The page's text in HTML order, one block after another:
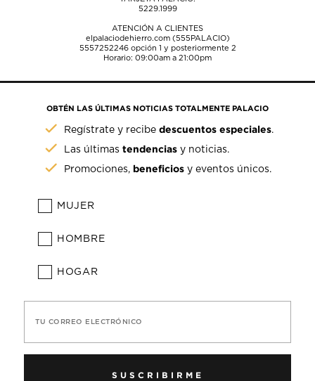
5229.1999
ATENCIÓN A CLIENTES
elpalaciodehierro.com (555PALACIO)
5557252246opción 1 y posteriormente 2
Horario: 09:00am a 21:00pm
OBTÉN LAS ÚLTIMAS NOTICIAS TOTALMENTE PALACIO
Regístrate y recibedescuentos especiales.
Las últimastendencias y noticias.
Promociones, beneficios y eventos únicos.
MUJER
HOMBRE
HOGAR
TU CORREO ELECTRÓNICO
SUSCRIBIRME